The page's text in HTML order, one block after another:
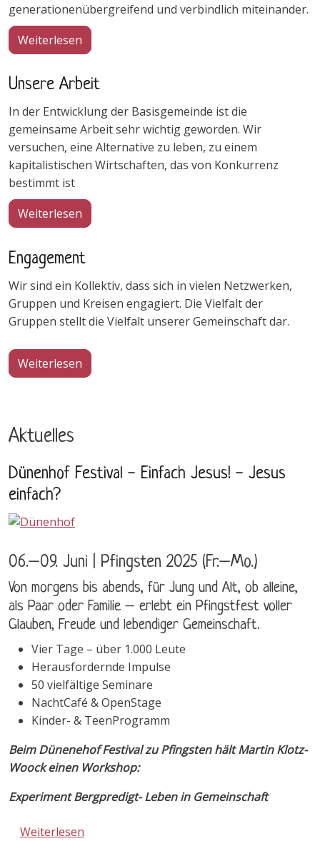
generationenübergreifend und verbindlich miteinander.
Weiterlesen
Unsere Arbeit
In der Entwicklung der Basisgemeinde ist die
gemeinsame Arbeit sehr wichtig geworden. Wir
versuchen, eine Alternative zu leben, zu einem
kapitalistischen Wirtschaften, das von Konkurrenz
bestimmt ist
Weiterlesen
Engagement
Wir sind ein Kollektiv, dass sich in vielen Netzwerken,
Gruppen und Kreisen engagiert. Die Vielfalt der
Gruppen stellt die Vielfalt unserer Gemeinschaft dar.
Weiterlesen
Aktuelles
Dünenhof Festival - Einfach Jesus! - Jesus
einfach?
06.–09. Juni | Pfingsten 2025 (Fr.–Mo.)
Von morgens bis abends, für Jung und Alt, ob alleine,
als Paar oder Familie – erlebt ein Pfingstfest voller
Glauben, Freude und lebendiger Gemeinschaft.
Vier Tage – über 1.000 Leute
Herausfordernde Impulse
50 vielfältige Seminare
NachtCafé & OpenStage
Kinder- & TeenProgramm
Beim Dünenehof Festival zu Pfingsten hält Martin Klotz-
Woock einen Workshop:
Experiment Bergpredigt- Leben in Gemeinschaft
Weiterlesen